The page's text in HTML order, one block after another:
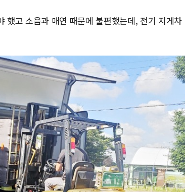
했고 소음과 매연 때문에 불편했는데, 전기 지게차